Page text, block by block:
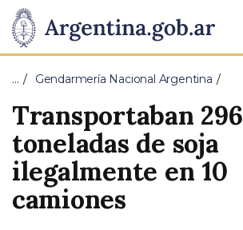
Presidencia
de
la
Nación
Pasar al contenido principal
… Gendarmería Nacional Argentina
Transportaban 296
toneladas de soja
ilegalmente en 10
camiones